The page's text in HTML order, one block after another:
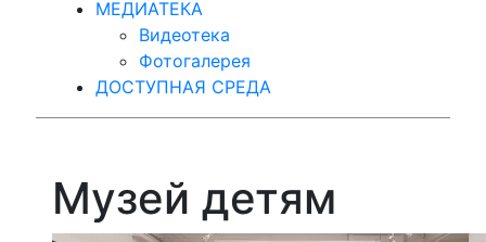
МЕДИАТЕКА
Видеотека
Фотогалерея
ДОСТУПНАЯ СРЕДА
Музей детям